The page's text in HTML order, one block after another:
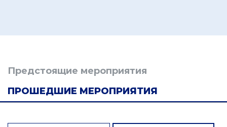
Предстоящие мероприятия
ПРОШЕДШИЕ МЕРОПРИЯТИЯ